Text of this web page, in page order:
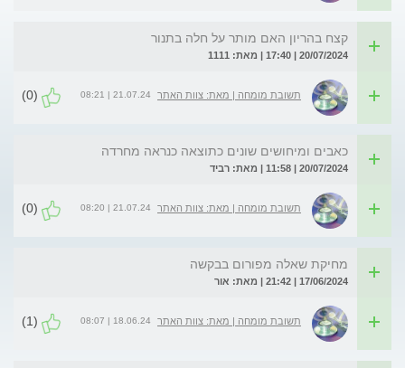
קצח בהריון האם מותר על חלה בתנור
20/07/2024 | 17:40 | מאת: 1111
תשובת מומחה | מאת: צוות האתר 21.07.24 | 08:21
(0)
כאבים ומיחושים שונים כתוצאה כנראה מחרדה
20/07/2024 | 11:58 | מאת: רביד
תשובת מומחה | מאת: צוות האתר 21.07.24 | 08:20
(0)
מחיקת שאלה מפורום בבקשה
17/06/2024 | 21:42 | מאת: אור
תשובת מומחה | מאת: צוות האתר 18.06.24 | 08:07
(1)